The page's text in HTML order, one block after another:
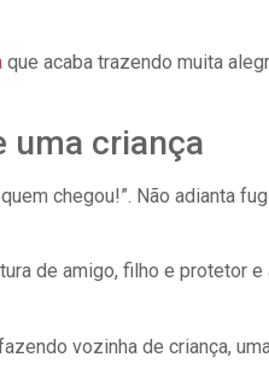
que acaba trazendo muita
uma criança
chegou!”. Não adianta
de amigo, filho e protetor e
vozinha de criança,